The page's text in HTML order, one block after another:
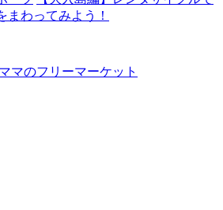
まわってみよう！
マのフリーマーケット